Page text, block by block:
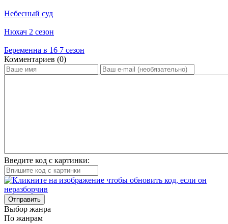
Небесный суд
Нюхач 2 сезон
Беременна в 16 7 сезон
Ком­мен­та­ри­ев (0)
Введите код с картинки:
Отправить
Вы­бор жан­ра
По жан­рам